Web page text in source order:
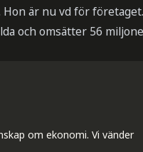
är nu vd för företaget.
och omsätter 56
om ekonomi. Vi vänder